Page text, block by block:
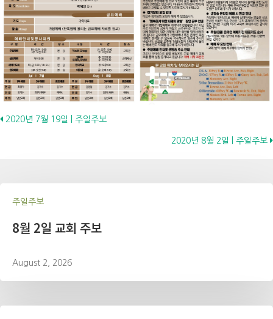
Posts
2020년 7월 19일 | 주일주보
2020년 8월 2일 | 주일주보
주일주보
8월 2일 교회 주보
August 2, 2026